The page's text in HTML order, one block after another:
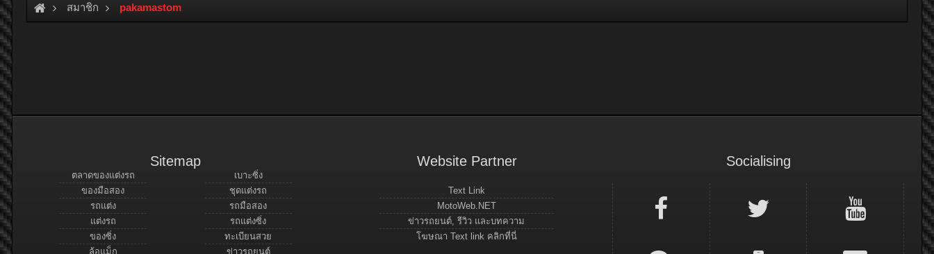
สมาชิก pakamastom
Sitemap
ตลาดของแต่งรถ
ของมือสอง
รถแต่ง
แต่งรถ
ของซิ่ง
ล้อแม็ก
เบาะซิ่ง
ชุดแต่งรถ
รถมือสอง
รถแต่งซิ่ง
ทะเบียนสวย
ข่าวรถยนต์
Website Partner
Text Link
MotoWeb.NET
ข่าวรถยนต์, รีวิว และบทความ
โฆษณา Text link คลิกที่นี่
Socialising